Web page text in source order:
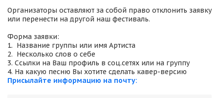
Организаторы оставляют за собой право отклонить заявку
или перенести на другой наш фестиваль.
Форма заявки:
1.  Название группы или имя Артиста
2.  Несколько слов о себе
3. Ссылки на Ваш профиль в соц.сетях или на группу
Присылайте информацию на почту: